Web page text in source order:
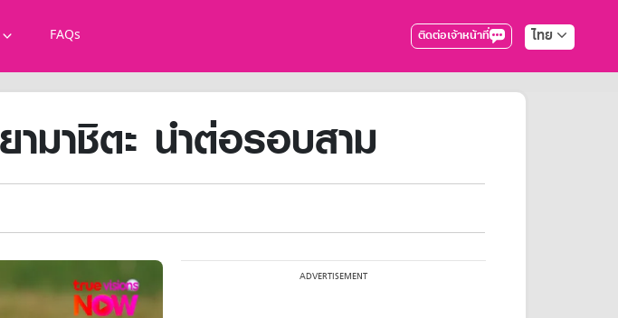
FAQs ติดต่อเจ้าหน้าที่ ไทย
มาชิตะ นำต่อรอบสาม